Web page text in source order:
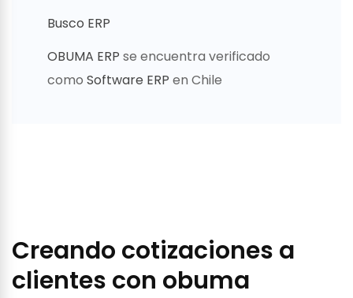
Busco ERP
OBUMA ERP se encuentra verificado
como Software ERP en Chile
Creando cotizaciones a
clientes con obuma